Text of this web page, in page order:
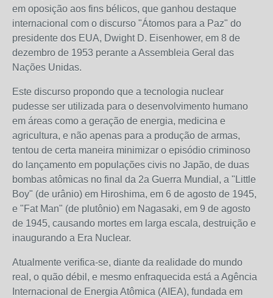
em oposição aos fins bélicos, que ganhou destaque
internacional com o discurso "Átomos para a Paz" do
presidente dos EUA, Dwight D. Eisenhower, em 8 de
dezembro de 1953 perante a Assembleia Geral das
Nações Unidas.
Este discurso propondo que a tecnologia nuclear
pudesse ser utilizada para o desenvolvimento humano
em áreas como a geração de energia, medicina e
agricultura, e não apenas para a produção de armas,
tentou de certa maneira minimizar o episódio criminoso
do lançamento em populações civis no Japão, de duas
bombas atômicas no final da 2a Guerra Mundial, a "Little
Boy" (de urânio) em Hiroshima, em 6 de agosto de 1945,
e "Fat Man" (de plutônio) em Nagasaki, em 9 de agosto
de 1945, causando mortes em larga escala, destruição e
inaugurando a Era Nuclear.
Atualmente verifica-se, diante da realidade do mundo
real, o quão débil, e mesmo enfraquecida está a Agência
Internacional de Energia Atômica (AIEA), fundada em